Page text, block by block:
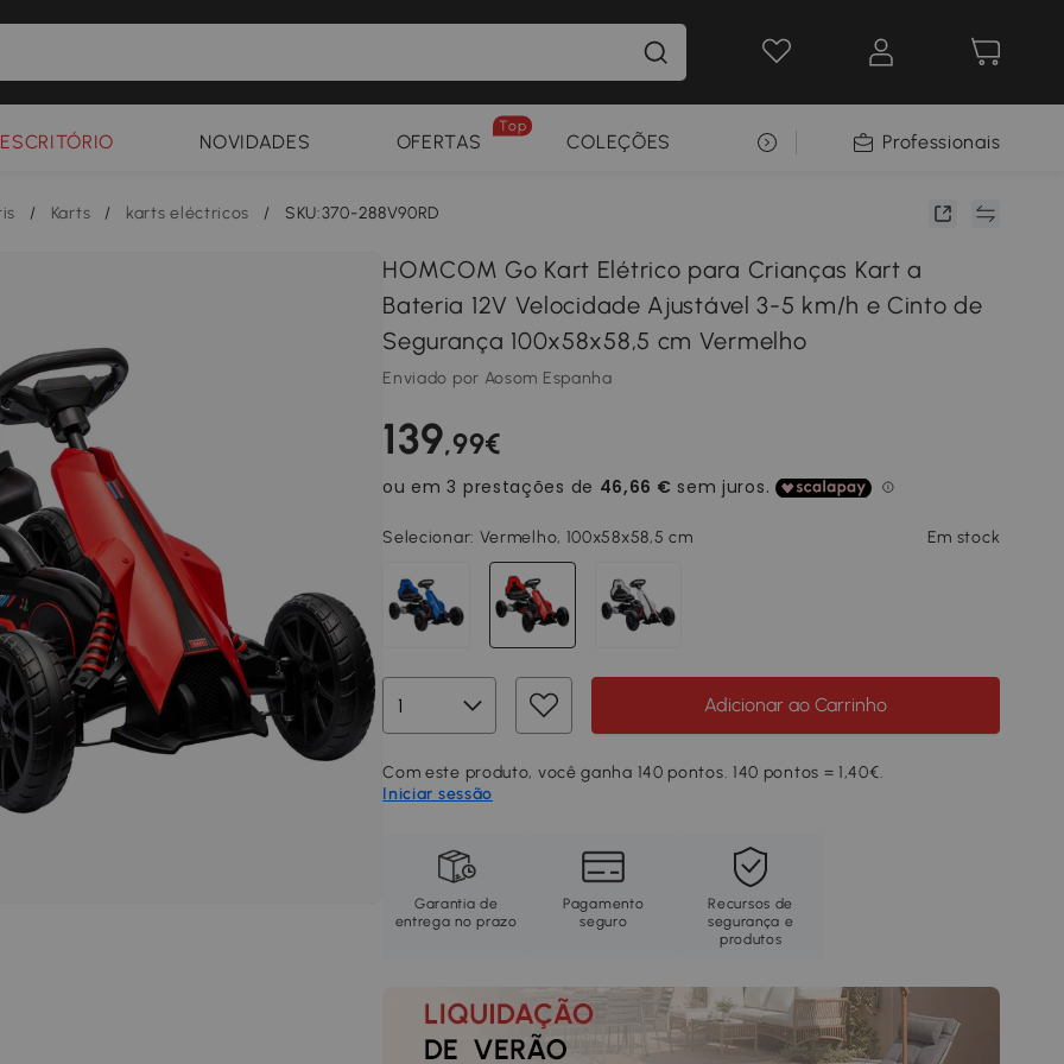
NOVIDADES OFERTAS
Top
COLEÇÕES SELEÇÃO PREMIUMProfessionais
/ Karts / karts eléctricos / SKU:370-288V90RD
HOMCOM Go Kart Elétrico para Crianças Kart a
Bateria 12V Velocidade Ajustável 3-5 km/h e Cinto de
Segurança 100x58x58,5 cm Vermelho
Enviado por Aosom Espanha
139,99€
Selecionar: Vermelho, 100x58x58,5 cm Em stock
Adicionar ao Carrinho
Com este produto, você ganha 140 pontos. 140 pontos = 1,40€.
Iniciar sessão
Garantia de
entrega no prazo
Pagamento
seguro
Recursos de
segurança e
produtos